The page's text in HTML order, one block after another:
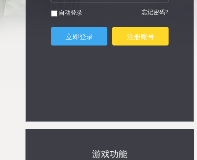
自动登录 忘记密码?
立即登录 注册账号
游戏功能